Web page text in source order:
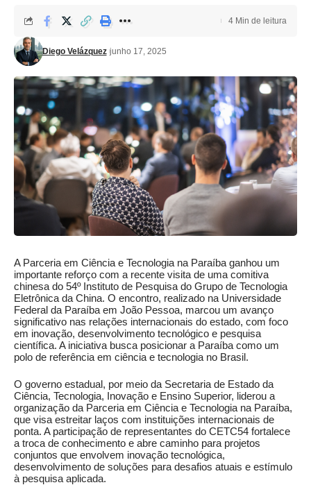
Diego Velázquez junho 17, 2025
4 Min de leitura
A Parceria em Ciência e Tecnologia na Paraíba ganhou um
importante reforço com a recente visita de uma comitiva
chinesa do 54º Instituto de Pesquisa do Grupo de Tecnologia
Eletrônica da China. O encontro, realizado na Universidade
Federal da Paraíba em João Pessoa, marcou um avanço
significativo nas relações internacionais do estado, com foco
em inovação, desenvolvimento tecnológico e pesquisa
científica. A iniciativa busca posicionar a Paraíba como um
polo de referência em ciência e tecnologia no Brasil.
O governo estadual, por meio da Secretaria de Estado da
Ciência, Tecnologia, Inovação e Ensino Superior, liderou a
organização da Parceria em Ciência e Tecnologia na Paraíba,
que visa estreitar laços com instituições internacionais de
ponta. A participação de representantes do CETC54 fortalece
a troca de conhecimento e abre caminho para projetos
conjuntos que envolvem inovação tecnológica,
desenvolvimento de soluções para desafios atuais e estímulo
à pesquisa aplicada.